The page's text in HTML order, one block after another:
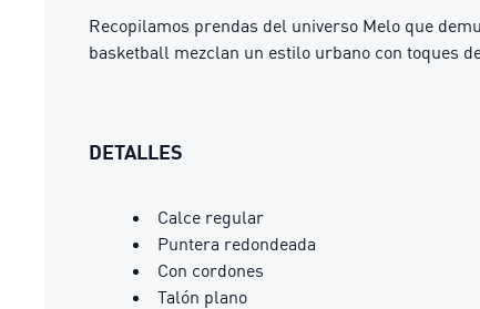
Recopilamos prendas del universo Melo que
basketball mezclan un estilo urbano con toques
DETALLES
Calce regular
Puntera redondeada
Con cordones
Talón plano